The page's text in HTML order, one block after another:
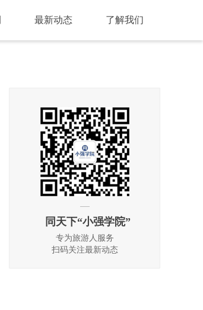
最新动态 了解我们
同天下“小强学院”
专为旅游人服务
扫码关注最新动态